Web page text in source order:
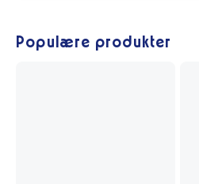
Populære produkter